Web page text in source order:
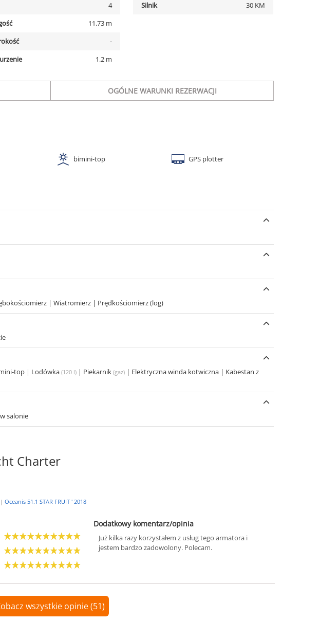
4
11.73 m
-
1.2 m
Silnik
30 KM
OGÓLNE WARUNKI REZERWACJI
bimini-top GPS plotter
| Wiatromierz | Prędkościomierz (log)
top | Lodówka (120 l) | Piekarnik (gaz) | Elektryczna winda kotwiczna | Kabestan z
salonie
Charter
Oceanis 51.1 STAR FRUIT ' 2018
Dodatkowy komentarz/opinia
Już kilka razy korzystałem z usług tego armatora i
jestem bardzo zadowolony. Polecam.
wszystkie opinie (51)